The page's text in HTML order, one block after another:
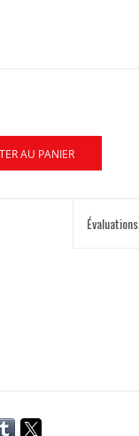
AU PANIER
Évaluations